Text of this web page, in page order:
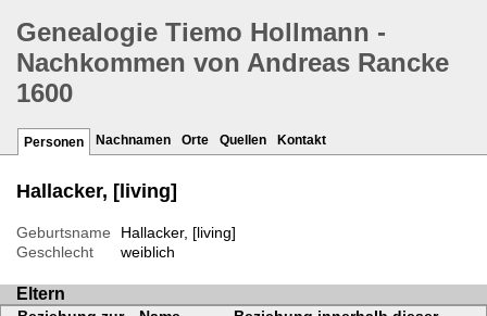
Genealogie Tiemo Hollmann -
Nachkommen von Andreas Rancke
1600
Personen Nachnamen Orte Quellen Kontakt
Hallacker, [living]
Geburtsname
Hallacker, [living]
Geschlecht
weiblich
Eltern